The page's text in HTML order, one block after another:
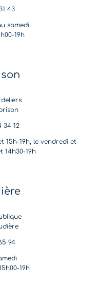
43
samedi
19h
34 12
15h-19h, le vendredi et
14h30-19h
94
19h